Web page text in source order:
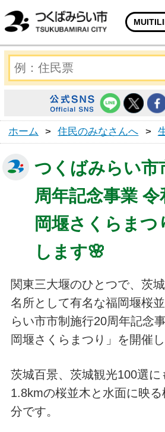
ホーム > 住民のみなさんへ >
つくばみらい市
周年記念事業
岡堰さくらまつ
します🌸
関東三大堰のひとつで、茨
名所として有名な福岡堰桜
らい市市制施行20周年記念
岡堰さくらまつり」を開催し
茨城百景、茨城観光100選に
1.8kmの桜並木と水面に映
分です。